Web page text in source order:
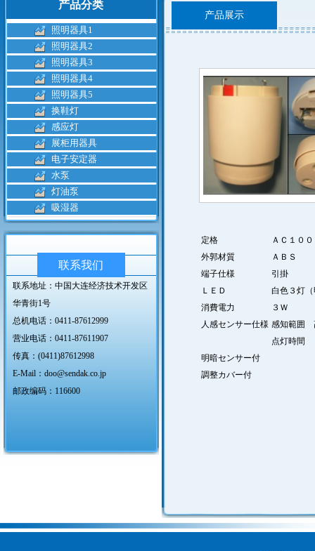
产品分类
照明器具1
照明器具2
照明器具3
照明器具4
照明器具5
换鞋灯
感应灯
展柜用器具
电子安定器
水泵
灯油泵
吸湿器
联系我们
联系地址：中国大连经济技术开发区
华青街1号
总机电话：0411-87612999
营业电话：0411-87611907
传真：(0411)87612998
E-Mail： doo@sendak.co.jp
邮政编码：116600
产品展示
定格
ＡＣ１０
外郭材質
ＡＢＳ
端子仕様
引掛
ＬＥＤ
白色３灯
消費電力
３Ｗ
人感センサー仕様 感知範囲
点灯時間
明暗センサー付
調整カバー付